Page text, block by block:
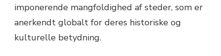
imponerende mangfoldighed af steder, som er
anerkendt globalt for deres historiske og
kulturelle betydning.